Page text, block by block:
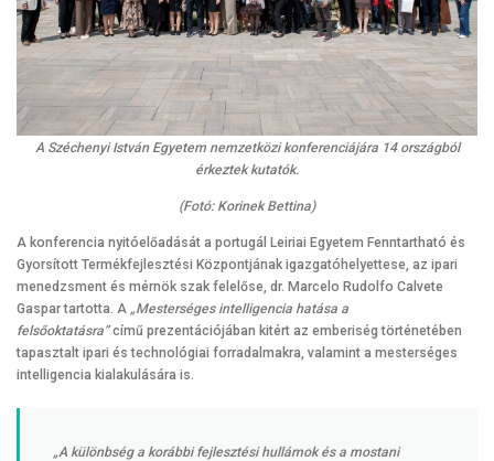
A Széchenyi István Egyetem nemzetközi konferenciájára 14 országból
érkeztek kutatók.
(Fotó: Korinek Bettina)
A konferencia nyitóelőadását a portugál Leiriai Egyetem Fenntartható és
Gyorsított Termékfejlesztési Központjának igazgatóhelyettese, az ipari
menedzsment és mérnök szak felelőse, dr. Marcelo Rudolfo Calvete
Gaspar tartotta. A „Mesterséges intelligencia hatása a
felsőoktatásra”című prezentációjában kitért az emberiség történetében
tapasztalt ipari és technológiai forradalmakra, valamint a mesterséges
intelligencia kialakulására is.
„A különbség a korábbi fejlesztési hullámok és a mostani